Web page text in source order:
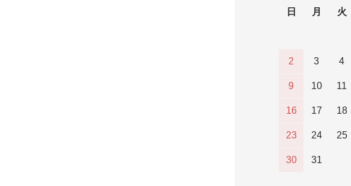
日
月 火
2 3 4
9 10 11
16 17 18
23 24 25
30 31